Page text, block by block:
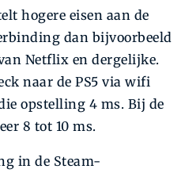
hogere eisen aan de
dan bijvoorbeeld
Netflix en dergelijke.
naar de PS5 via wifi
opstelling 4 ms. Bij de
8 tot 10 ms.
in de Steam-